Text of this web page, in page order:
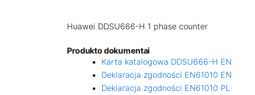
Huawei DDSU666-H 1 phase counter
Produkto dokumentai
Karta katalogowa DDSU666-H EN
Deklaracja zgodności EN61010 EN
Deklaracja zgodności EN61010 PL